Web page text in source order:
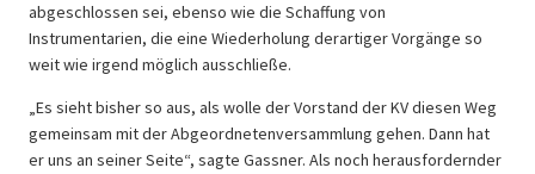
abgeschlossen sei, ebenso wie die Schaffung von
Instrumentarien, die eine Wiederholung derartiger Vorgänge so
weit wie irgend möglich ausschließe.
„Es sieht bisher so aus, als wolle der Vorstand der KV diesen Weg
gemeinsam mit der Abgeordnetenversammlung gehen. Dann hat
er uns an seiner Seite“, sagte Gassner. Als noch herausfordernder